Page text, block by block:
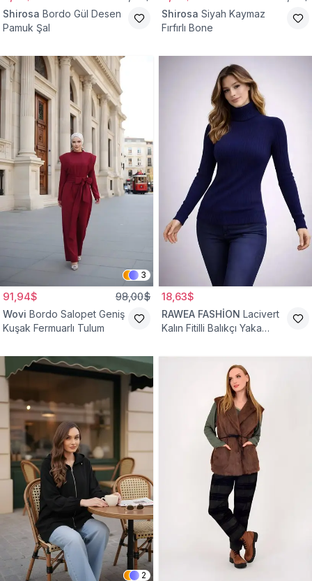
Shirosa Bordo Gül Desen
Pamuk Şal
Shirosa Siyah Kaymaz
Fırfırlı Bone
3
91,94$ 98,00$
Wovi Bordo Salopet Geniş
Kuşak Fermuarlı Tulum
18,63$
RAWEA FASHİON Lacivert
Kalın Fitilli Balıkçı Yaka
2